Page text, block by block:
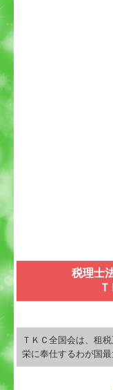
税理士
ＴＫＣ全国会は、租
栄に奉仕するわが国最